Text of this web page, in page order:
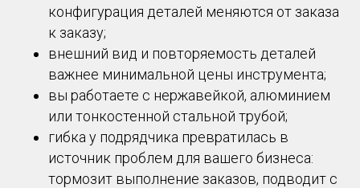
конфигурация деталей меняются от заказа
к заказу;
внешний вид и повторяемость деталей
важнее минимальной цены инструмента;
вы работаете с нержавейкой, алюминием
или тонкостенной стальной трубой;
гибка у подрядчика превратилась в
источник проблем для вашего бизнеса:
тормозит выполнение заказов, подводит с